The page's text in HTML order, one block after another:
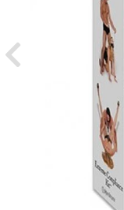
Previous